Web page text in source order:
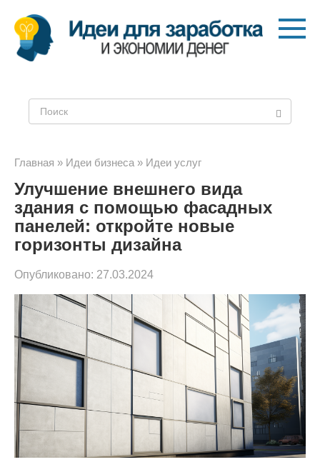
Перейти
контенту
Главная » Идеи бизнеса » Идеи услуг
Улучшение внешнего вида
здания с помощью фасадных
панелей: откройте новые
горизонты дизайна
Опубликовано: 27.03.2024